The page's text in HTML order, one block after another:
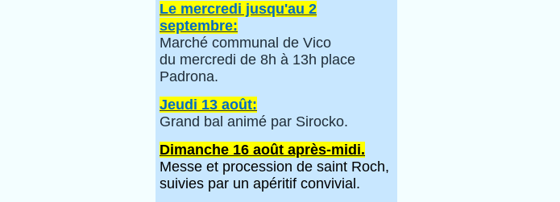
Le mercredi jusqu'au 2
septembre:
Marché communal de Vico
du mercredi de 8h à 13h place
Padrona.
Jeudi 13 août:
Grand bal animé par Sirocko.
Dimanche 16 août après-midi.
Messe et procession de saint Roch,
suivies par un apéritif convivial.